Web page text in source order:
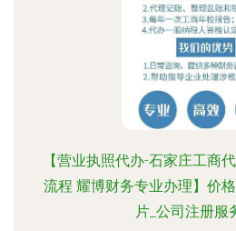
【营业执照代办-石家庄工商
流程 耀博财务专业办理】价
片_公司注册服